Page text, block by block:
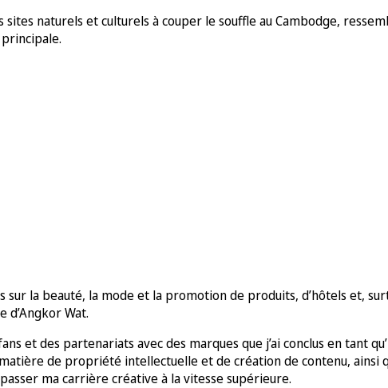
sites naturels et culturels à couper le souffle au Cambodge,
la beauté, la mode et la promotion de produits, d’hôtels et,
Wat.
et des partenariats avec des marques que j’ai conclus en tant
de propriété intellectuelle et de création de contenu, ainsi
ma carrière créative à la vitesse supérieure.